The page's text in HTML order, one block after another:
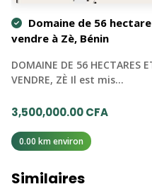
Domaine de 56
vendre à Zè, Bénin
DOMAINE DE 56 HECTARES
VENDRE, ZÈ Il est mis…
3,500,000.00 CFA
0.00 km environ
Similaires